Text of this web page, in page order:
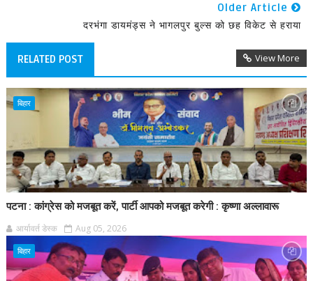
Older Article
दरभंगा डायमंड्स ने भागलपुर बुल्‍स को छह विकेट से हराया
RELATED POST View More
बिहार
पटना : कांग्रेस को मजबूत करें, पार्टी आपको मजबूत करेगी : कृष्णा अल्लावारू
आर्यावर्त डेस्क Aug 05, 2026
बिहार